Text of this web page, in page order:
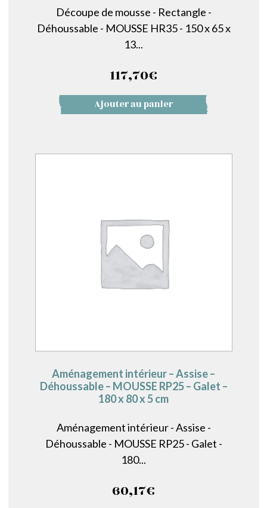
Découpe de mousse - Rectangle -
Déhoussable - MOUSSE HR35 - 150 x 65 x
13...
117,70€
Ajouter au panier
Aménagement intérieur – Assise –
Déhoussable – MOUSSE RP25 – Galet –
180 x 80 x 5 cm
Aménagement intérieur - Assise -
Déhoussable - MOUSSE RP25 - Galet -
180...
60,17€